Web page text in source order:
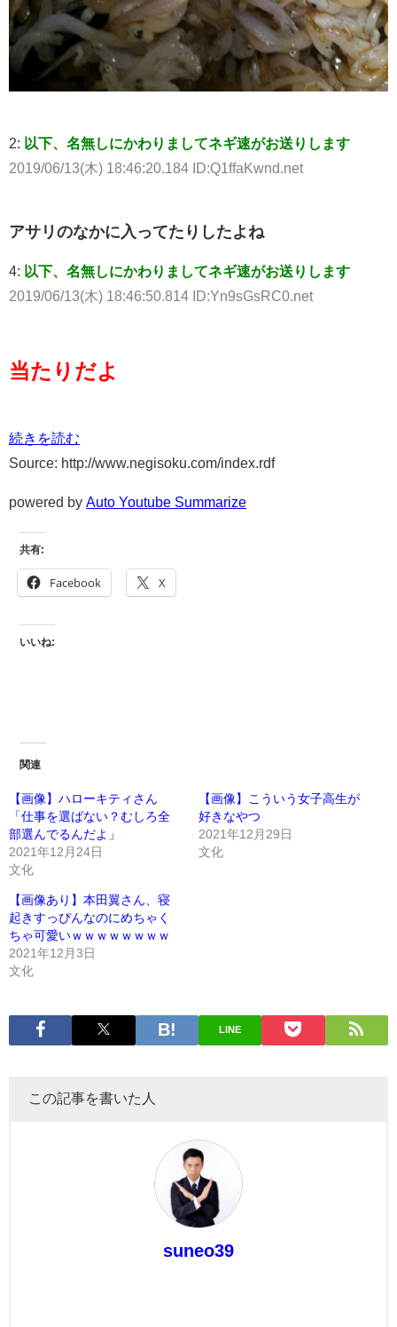
2: 以下、名無しにかわりましてネギ速がお送りします
2019/06/13(木) 18:46:20.184 ID:Q1ffaKwnd.net
アサリのなかに入ってたりしたよね
4: 以下、名無しにかわりましてネギ速がお送りします
2019/06/13(木) 18:46:50.814 ID:Yn9sGsRC0.net
当たりだよ
続きを読む
Source: http://www.negisoku.com/index.rdf
powered by Auto Youtube Summarize
共有:
Facebook X
いいね:
関連
【画像】ハローキティさん
「仕事を選ばない？むしろ全
部選んでるんだよ」
2021年12月24日
文化
【画像】こういう女子高生が
好きなやつ
2021年12月29日
文化
【画像あり】本田翼さん、寝
起きすっぴんなのにめちゃく
ちゃ可愛いｗｗｗｗｗｗｗｗ
2021年12月3日
文化
LINE
この記事を書いた人
suneo39